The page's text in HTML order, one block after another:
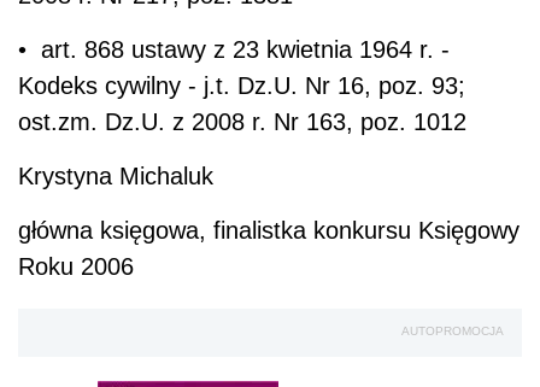
• art. 868 ustawy z 23 kwietnia 1964 r. -
Kodeks cywilny - j.t. Dz.U. Nr 16, poz. 93;
ost.zm. Dz.U. z 2008 r. Nr 163, poz. 1012
Krystyna Michaluk
główna księgowa, finalistka konkursu Księgowy
Roku 2006
AUTOPROMOCJA